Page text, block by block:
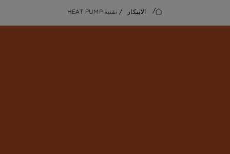
/ الابتكار / تقنية HEAT PUMP